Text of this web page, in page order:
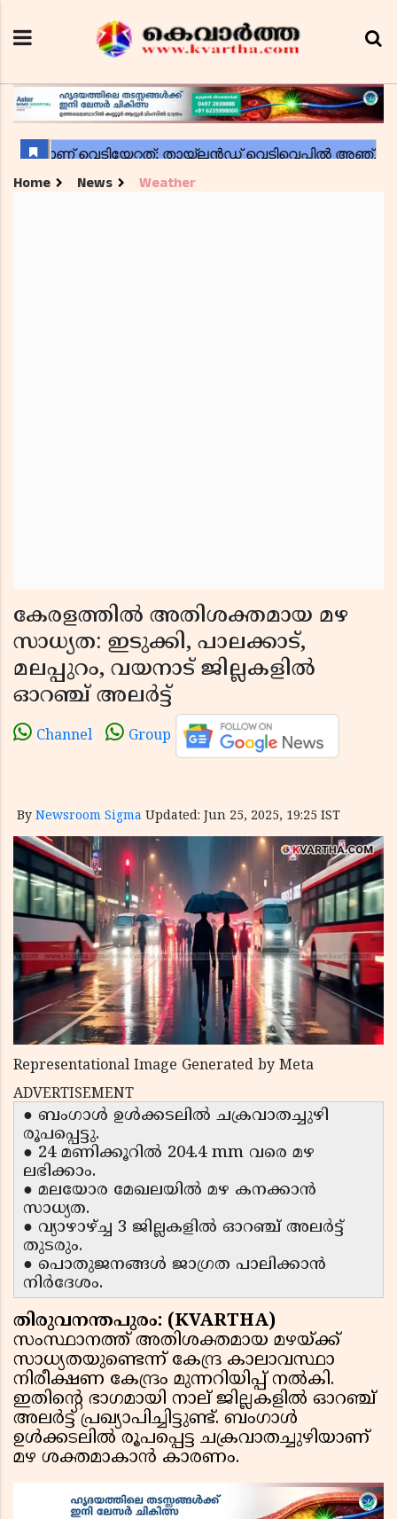
Home News Weather
കേരളത്തിൽ അതിശക്തമായ മഴ
സാധ്യത: ഇടുക്കി, പാലക്കാട്,
മലപ്പുറം, വയനാട് ജില്ലകളിൽ
ഓറഞ്ച് അലർട്ട്
Channel Group
By Newsroom Sigma Updated: Jun 25, 2025, 19:25 IST
Representational Image Generated by Meta
ADVERTISEMENT
● ബംഗാൾ ഉൾക്കടലിൽ ചക്രവാതച്ചുഴി
രൂപപ്പെട്ടു.
● 24 മണിക്കൂറിൽ 204.4 mm വരെ മഴ
ലഭിക്കാം.
● മലയോര മേഖലയിൽ മഴ കനക്കാൻ
സാധ്യത.
● വ്യാഴാഴ്ച്ച 3 ജില്ലകളിൽ ഓറഞ്ച് അലർട്ട്
തുടരും.
● പൊതുജനങ്ങൾ ജാഗ്രത പാലിക്കാൻ
നിർദേശം.
തിരുവനന്തപുരം: (KVARTHA)
സംസ്ഥാനത്ത് അതിശക്തമായ മഴയ്ക്ക്
സാധ്യതയുണ്ടെന്ന് കേന്ദ്ര കാലാവസ്ഥാ
നിരീക്ഷണ കേന്ദ്രം മുന്നറിയിപ്പ് നൽകി.
ഇതിൻ്റെ ഭാഗമായി നാല് ജില്ലകളിൽ ഓറഞ്ച്
അലർട്ട് പ്രഖ്യാപിച്ചിട്ടുണ്ട്. ബംഗാൾ
ഉൾക്കടലിൽ രൂപപ്പെട്ട ചക്രവാതച്ചുഴിയാണ്
മഴ ശക്തമാകാൻ കാരണം.